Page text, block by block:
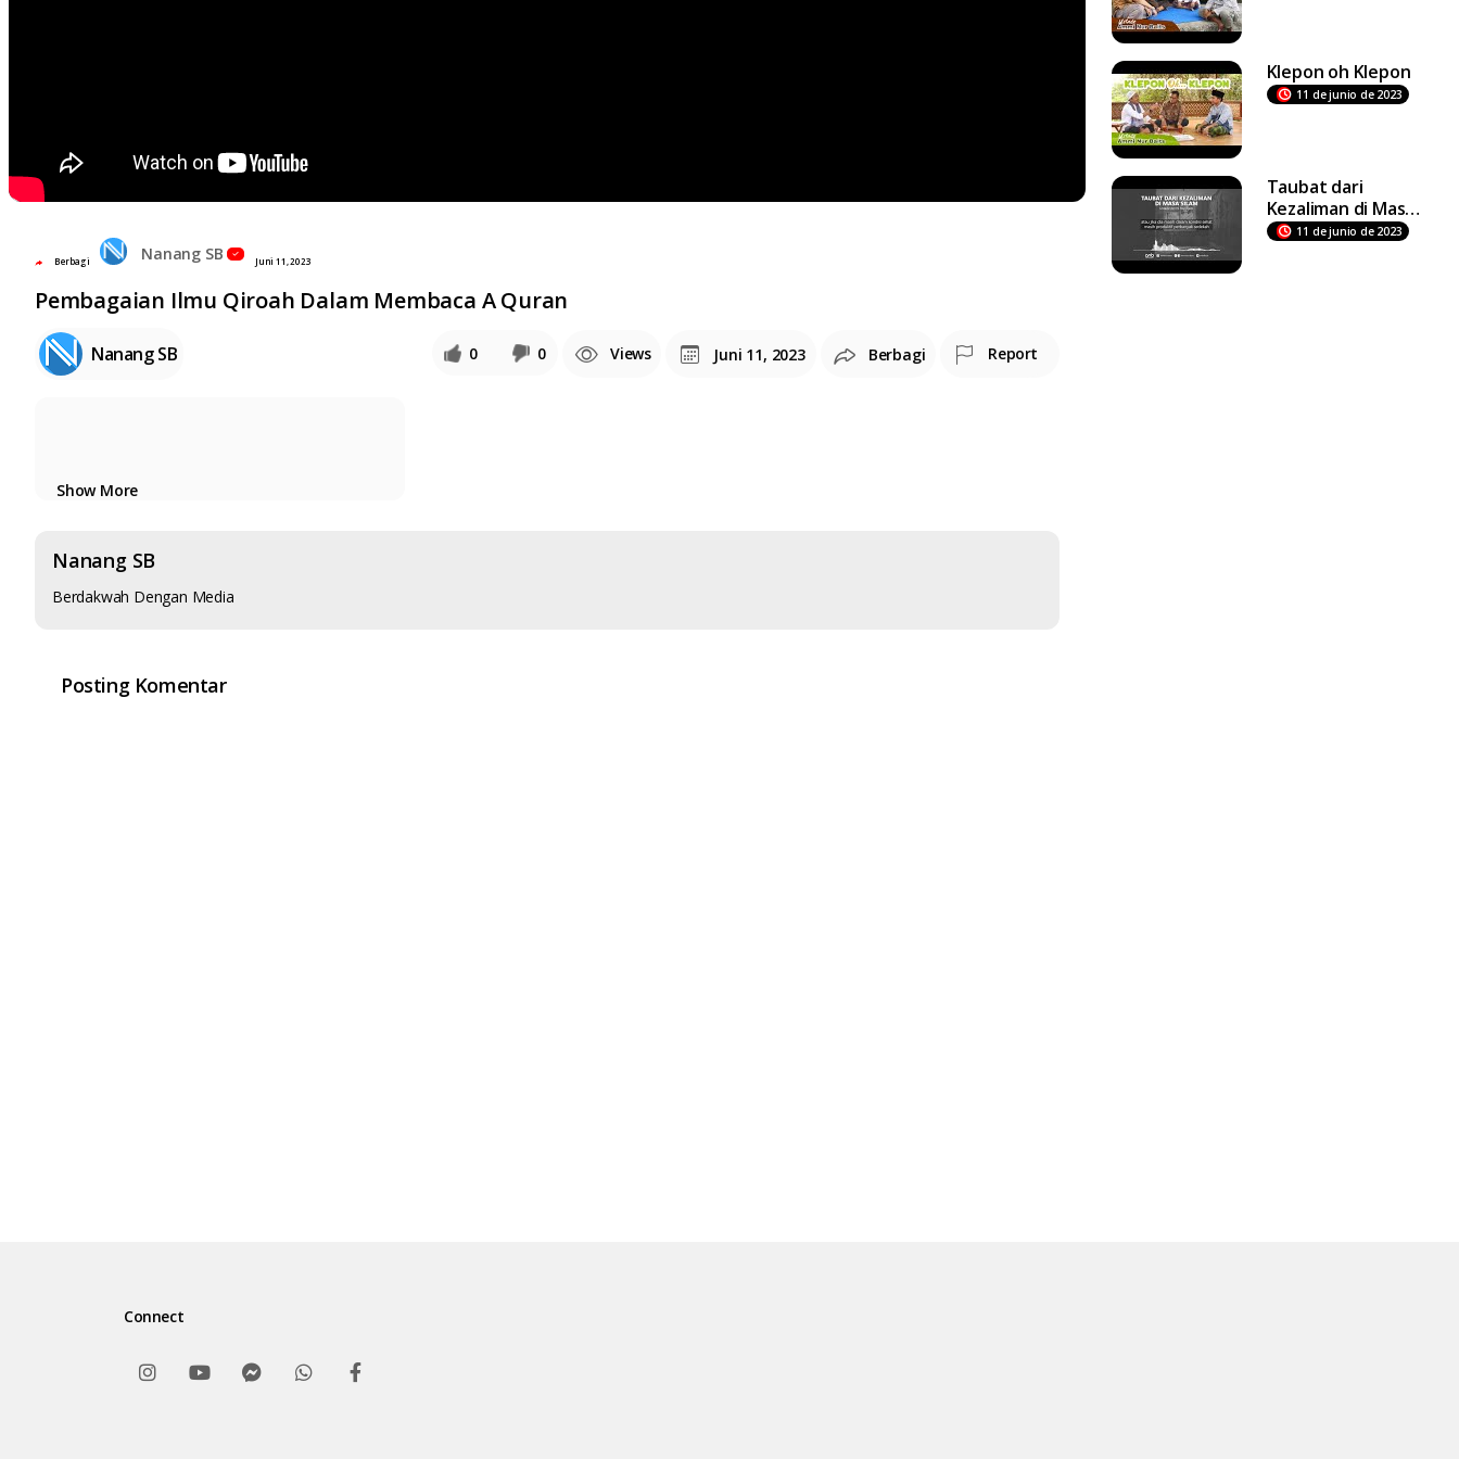
Berbagi Nanang SB Juni 11, 2023
Pembagaian Ilmu Qiroah Dalam Membaca A Quran
Nanang SB 0 0 Views Juni 11, 2023 Berbagi Report
Video diunggah pada 2020-06-03
Download Video
Show More
Nanang SB
Berdakwah Dengan Media
Posting Komentar
Klepon oh Klepon
11 de junio de 2023
Taubat dari
Kezaliman di Masa
Silam11 de junio de 2023
Connect